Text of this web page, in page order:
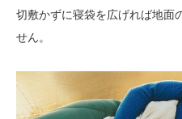
切敷かずに寝袋を広げれば地面
せん。